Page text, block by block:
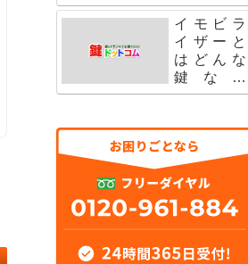
の対処法
｜自分で
開ける前
の注意点
6
イモビラ
イザーと
はどんな
鍵なの
か？